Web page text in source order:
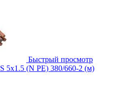
Быстрый просмотр
5х1.5 (N PE) 380/660-2 (м)